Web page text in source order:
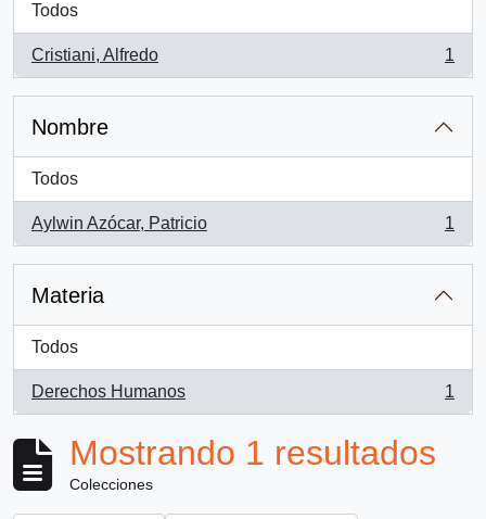
Todos
Cristiani, Alfredo
, 1 resultados
1
Nombre
Todos
Aylwin Azócar, Patricio
, 1 resultados
1
Materia
Todos
Derechos Humanos
, 1 resultados
1
Mostrando 1 resultados
Colecciones